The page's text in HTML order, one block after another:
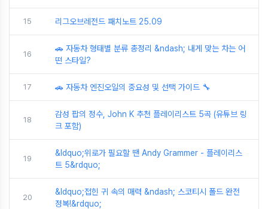
15 리그오브레전드 패치노트 25.09
16
🚗 자동차 형태별 분류 총정리 &ndash; 내게 맞는 차는 어
떤 스타일?
17 🚗 자동차 엔진오일의 중요성 및 선택 가이드 🔧
18
감성 팝의 정수, John K 추천 플레이리스트 5곡 (유튜브 링
크 포함)
19
&ldquo;위로가 필요할 땐 Andy Grammer - 플레이리스
트 5&rdquo;
20
&ldquo;접힌 귀 속의 매력 &ndash; 스코티시 폴드 완전
정복!&rdquo;